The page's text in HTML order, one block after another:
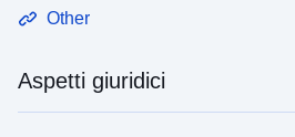
Other
Aspetti giuridici